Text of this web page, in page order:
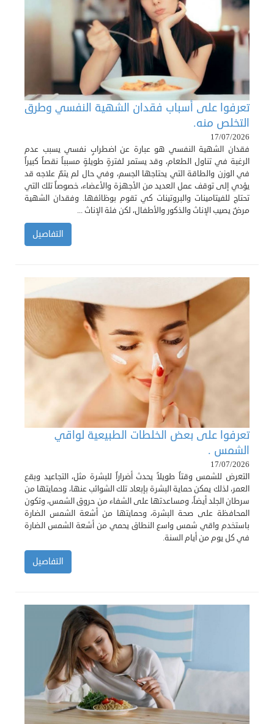
تعرفوا على أسباب فقدان الشهية النفسي وطرق
التخلص منه.
17/07/2026
فقدان الشهية النفسي هو عبارة عن اضطرابٍ نفسي يسبب عدم
الرغبة في تناول الطعام، وقد يستمر لفترةٍ طويلةٍ مسبباً نقصاً كبيراً
في الوزن والطاقة التي يحتاجها الجسم، وفي حال لم يتمّ علاجه قد
يؤدي إلى توقف عمل العديد من الأجهزة والأعضاء، خصوصاً تلك التي
تحتاج للفيتامينات والبروتينات كي تقوم بوظائفها. وفقدان الشهية
مرضٌ يصيب الإناث والذكور والأطفال، لكن فئة الإناث ...
التفاصيل
تعرفوا على بعض الخلطات الطبيعية لواقي
الشمس .
17/07/2026
التعرض للشمس وقتاً طويلاً يحدث أضراراً للبشرة مثل، التجاعيد وبقع
العمر، لذلك يمكن حماية البشرة بإبعاد تلك الشوائب عنها، وحمايتها من
سرطان الجلد أيضاً، ومساعدتها على الشفاء من حروق الشمس، وتكون
المحافظة على صحة البشرة، وحمايتها من أشعة الشمس الضارة
باستخدم واقي شمس واسع النطاق يحمي من أشعة الشمس الضارة
في كل يوم من أيام السنة.
التفاصيل